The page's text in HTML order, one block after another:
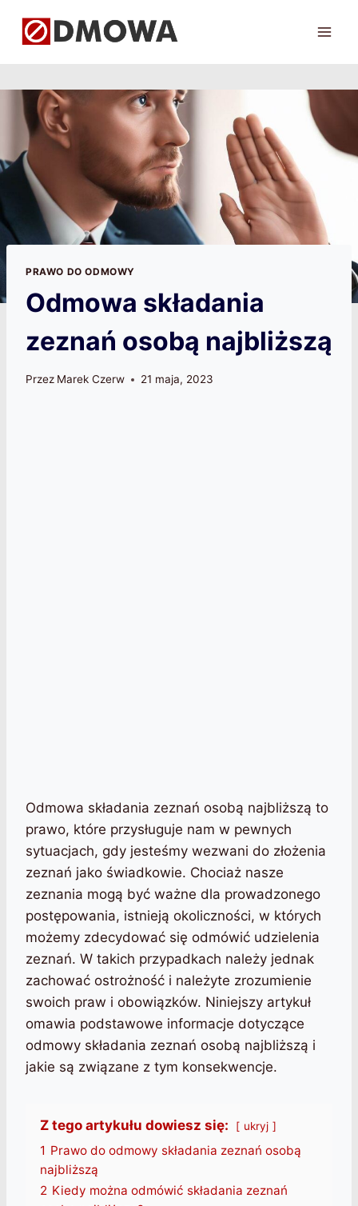
PRAWO DO ODMOWY
Odmowa składania
zeznań osobą najbliższą
Przez Marek Czerw 21 maja, 2023
Odmowa składania zeznań osobą najbliższą to
prawo, które przysługuje nam w pewnych
sytuacjach, gdy jesteśmy wezwani do złożenia
zeznań jako świadkowie. Chociaż nasze
zeznania mogą być ważne dla prowadzonego
postępowania, istnieją okoliczności, w których
możemy zdecydować się odmówić udzielenia
zeznań. W takich przypadkach należy jednak
zachować ostrożność i należyte zrozumienie
swoich praw i obowiązków. Niniejszy artykuł
omawia podstawowe informacje dotyczące
odmowy składania zeznań osobą najbliższą i
jakie są związane z tym konsekwencje.
Z tego artykułu dowiesz się: ukryj
1 Prawo do odmowy składania zeznań osobą
najbliższą
2 Kiedy można odmówić składania zeznań